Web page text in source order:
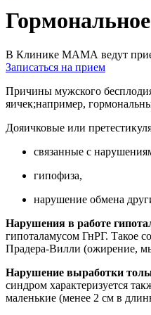
В Клинике МАМА ведут
Записаться на прием
Причины мужского
яичек;например,
Дояичковые или
связанные с
гипофиза,
нарушение обмена
Нарушения в работе
гипоталамусом ГнРГ. Такое
Прадера-Вилли (ожирение,
Нарушение выработки
синдром характеризуется
маленькие (менее 2 см в